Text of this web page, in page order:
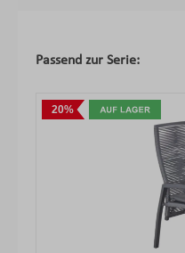
Produktgalerie
Passend zur Serie:
20%